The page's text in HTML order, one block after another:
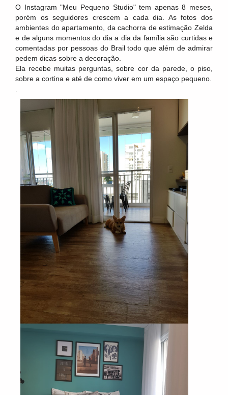
O Instagram "Meu Pequeno Studio" tem apenas 8 meses,
porém os seguidores crescem a cada dia. As fotos dos
ambientes do apartamento, da cachorra de estimação Zelda
e de alguns momentos do dia a dia da família são curtidas e
comentadas por pessoas do Brail todo que além de admirar
pedem dicas sobre a decoração.
Ela recebe muitas perguntas, sobre cor da parede, o piso,
sobre a cortina e até de como viver em um espaço pequeno.